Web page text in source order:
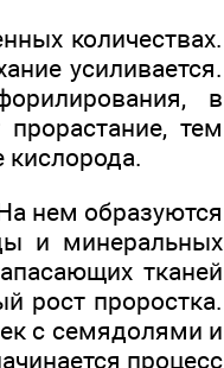
количествах.
усиливается.
в
тем
кислорода.
нем образуются
и минеральных
тканей
рост проростка.
с семядолями и
процесс